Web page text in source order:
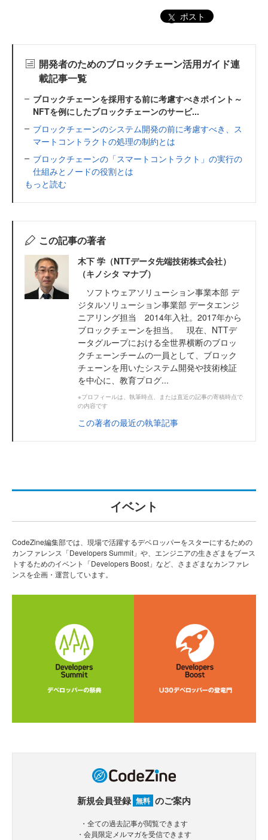
ポスト
開発者のためのブロックチェーン活用ガイド連
載記事一覧
ブロックチェーンを採用する前に考慮すべきポイント～
NFTを例にしたブロックチェーンのサービ...
ブロックチェーンのシステム開発の前に考慮すべき、ス
マートコントラクトの処理の制約とは
ブロックチェーンの「スマートコントラクト」の実行の
仕組みとノードの役割とは
もっと読む
この記事の著者
木下 学（NTTデータ先端技術株式会社）
（キノシタ マナブ）
ソフトウェアソリューション事業本部 デ
ジタルソリューション事業部 データエンジ
ニアリング担当 2014年入社。2017年から
ブロックチェーンを担当。 現在、NTTデ
ータグループにおける全世界横断のブロッ
クチェーンチームの一員として、ブロック
チェーンを用いたシステム開発や技術検証
を中心に、教育プログ...
※プロフィールは、執筆時点、または直近の記事の寄稿時点で
の内容です
この著者の最近の執筆記事
イベント
CodeZine編集部では、現場で活躍するデベロッパーをスターにするための
カンファレンス「Developers Summit」や、エンジニアの生きざまをブース
トするためのイベント「Developers Boost」など、さまざまなカンファレ
ンスを企画・運営しています。
新規会員登録 無料 のご案内
・全ての過去記事が閲覧できます
・会員限定メルマガを受信できます